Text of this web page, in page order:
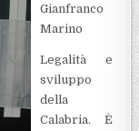
Gianfranco
Marino
Legalità e
sviluppo
della
Calabria. È